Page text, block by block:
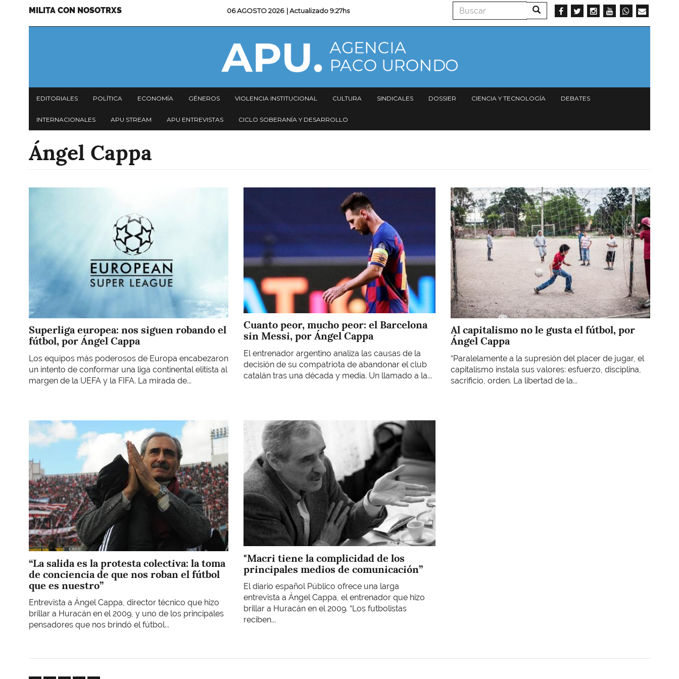
Menu
MILITA CON NOSOTRXS 06 AGOSTO 2026 | Actualizado9:27hs Buscar Buscar
Navegación
principal
EDITORIALES POLÍTICA ECONOMÍA GÉNEROS VIOLENCIA INSTITUCIONAL CULTURA SINDICALES DOSSIER CIENCIA Y TECNOLOGÍA DEBATES
INTERNACIONALES APU STREAM APU ENTREVISTAS CICLO SOBERANÍA Y DESARROLLO
Ángel Cappa
Superliga europea: nos siguen robando el
fútbol, por Ángel Cappa
Los equipos más poderosos de Europa encabezaron
un intento de conformar una liga continental elitista al
margen de la UEFA y la FIFA. La mirada de...
Cuanto peor, mucho peor: el Barcelona
sin Messi, por Ángel Cappa
El entrenador argentino analiza las causas de la
decisión de su compatriota de abandonar el club
catalán tras una década y media. Un llamado a la...
Imagen
Al capitalismo no le gusta el fútbol, por
Ángel Cappa
“Paralelamente a la supresión del placer de jugar, el
capitalismo instala sus valores: esfuerzo, disciplina,
sacrificio, orden. La libertad de la...
Imagen
“La salida es la protesta colectiva: la toma
de conciencia de que nos roban el fútbol
que es nuestro”
Entrevista a Ángel Cappa, director técnico que hizo
brillar a Huracán en el 2009, y uno de los principales
pensadores que nos brindó el fútbol...
Imagen
"Macri tiene la complicidad de los
principales medios de comunicación”
El diario español Público ofrece una larga
entrevista a Ángel Cappa, el entrenador que hizo
brillar a Huracán en el 2009. “Los futbolistas
reciben...